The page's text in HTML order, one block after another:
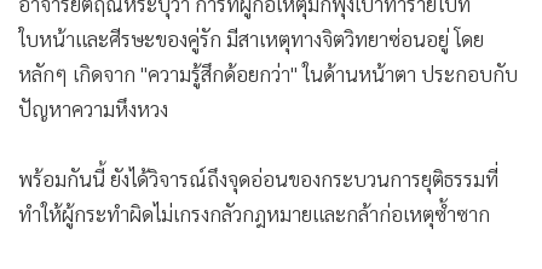
ใบหน้าและศีรษะของคู่รัก มีสาเหตุทางจิตวิทยาซ่อนอยู่ โดย
หลักๆ เกิดจาก "ความรู้สึกด้อยกว่า" ในด้านหน้าตา ประกอบกับ
ปัญหาความหึงหวง
พร้อมกันนี้ ยังได้วิจารณ์ถึงจุดอ่อนของกระบวนการยุติธรรมที่
ทำให้ผู้กระทำผิดไม่เกรงกลัวกฎหมายและกล้าก่อเหตุซ้ำซาก